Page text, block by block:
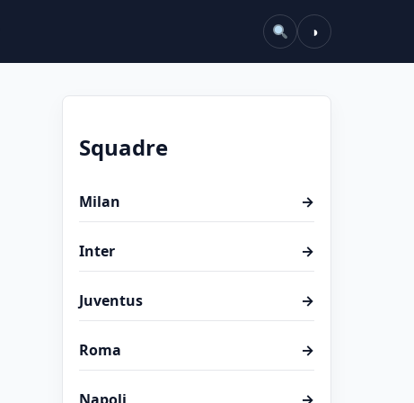
◑
Squadre
Milan →
Inter →
Juventus →
Roma →